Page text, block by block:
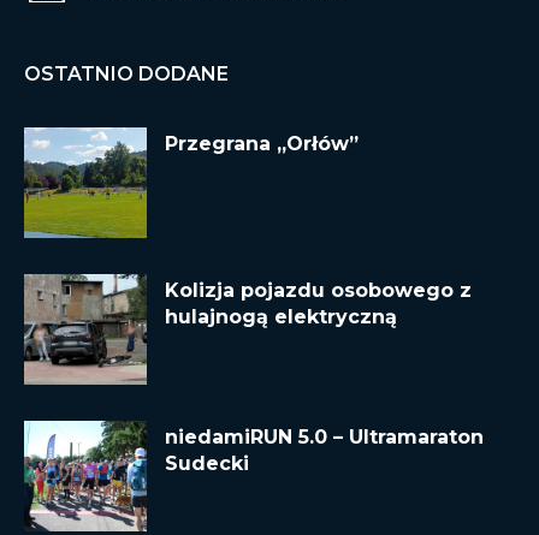
OSTATNIO DODANE
Przegrana „Orłów”
Kolizja pojazdu osobowego z
hulajnogą elektryczną
niedamiRUN 5.0 – Ultramaraton
Sudecki